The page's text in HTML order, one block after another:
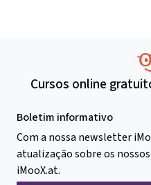
Cursos online
Boletim informativo
Com a nossa newsletter
atualização sobre os
iMooX.at.